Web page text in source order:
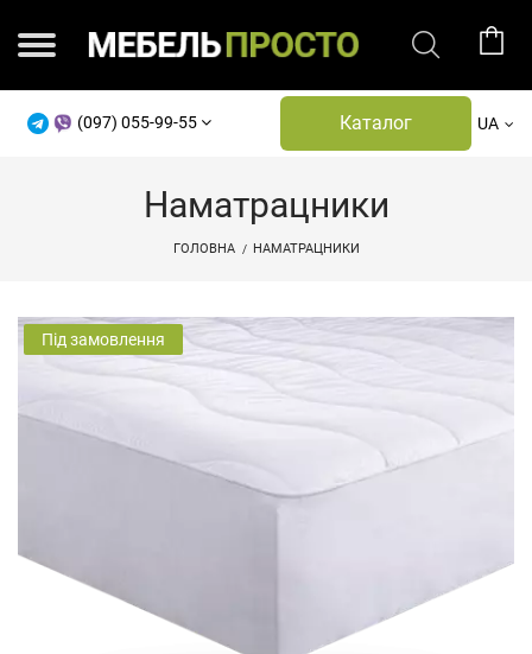
(097) 055-99-55 Каталог UA
Наматрацники
ГОЛОВНА НАМАТРАЦНИКИ
Під замовлення